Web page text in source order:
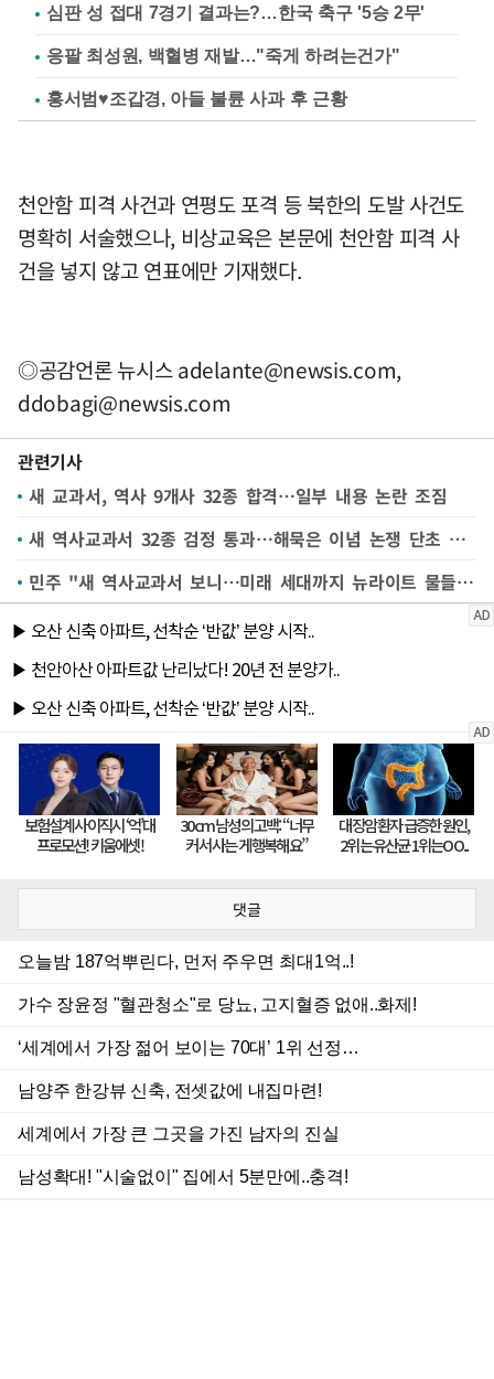
심판 성 접대 7경기 결과는?…한국 축구 '5승 2무'
응팔 최성원, 백혈병 재발…"죽게 하려는건가"
홍서범♥조갑경, 아들 불륜 사과 후 근황
천안함 피격 사건과 연평도 포격 등 북한의 도발 사건도
명확히 서술했으나, 비상교육은 본문에 천안함 피격 사
건을 넣지 않고 연표에만 기재했다.
◎공감언론 뉴시스adelante@newsis.com,
ddobagi@newsis.com
관련기사
새 교과서, 역사 9개사 32종 합격…일부 내용 논란 조짐
새 역사교과서 32종 검정 통과…해묵은 이념 논쟁 단초 되나
민주 "새 역사교과서 보니…미래 세대까지 뉴라이트 물들이려 해"
댓글